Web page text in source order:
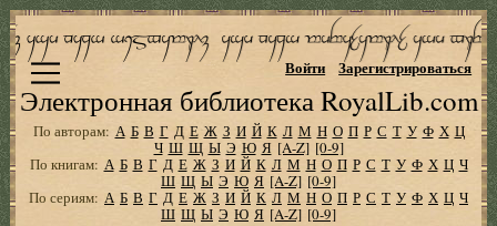
Электронная библиотека RoyalLib.com
Войти Зарегистрироваться
По авторам: А Б В Г Д Е Ж З И Й К Л М Н О П Р С Т У Ф Х Ц
Ч Ш Щ Ы Э Ю Я [A-Z] [0-9]
По книгам: А Б В Г Д Е Ж З И Й К Л М Н О П Р С Т У Ф Х Ц Ч
Ш Щ Ы Э Ю Я [A-Z] [0-9]
По сериям: А Б В Г Д Е Ж З И Й К Л М Н О П Р С Т У Ф Х Ц Ч
Ш Щ Ы Э Ю Я [A-Z] [0-9]